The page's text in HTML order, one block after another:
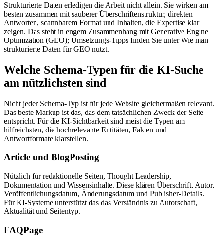
Strukturierte Daten erledigen die Arbeit nicht allein. Sie wirken am
besten zusammen mit sauberer Überschriftenstruktur, direkten
Antworten, scannbarem Format und Inhalten, die Expertise klar
zeigen. Das steht in engem Zusammenhang mit Generative Engine
Optimization (GEO); Umsetzungs‑Tipps finden Sie unter Wie man
strukturierte Daten für GEO nutzt.
Welche Schema‑Typen für die KI‑Suche
am nützlichsten sind
Nicht jeder Schema‑Typ ist für jede Website gleichermaßen relevant.
Das beste Markup ist das, das dem tatsächlichen Zweck der Seite
entspricht. Für die KI‑Sichtbarkeit sind meist die Typen am
hilfreichsten, die hochrelevante Entitäten, Fakten und
Antwortformate klarstellen.
Article und BlogPosting
Nützlich für redaktionelle Seiten, Thought Leadership,
Dokumentation und Wissensinhalte. Diese klären Überschrift, Autor,
Veröffentlichungsdatum, Änderungsdatum und Publisher‑Details.
Für KI‑Systeme unterstützt das das Verständnis zu Autorschaft,
Aktualität und Seitentyp.
FAQPage